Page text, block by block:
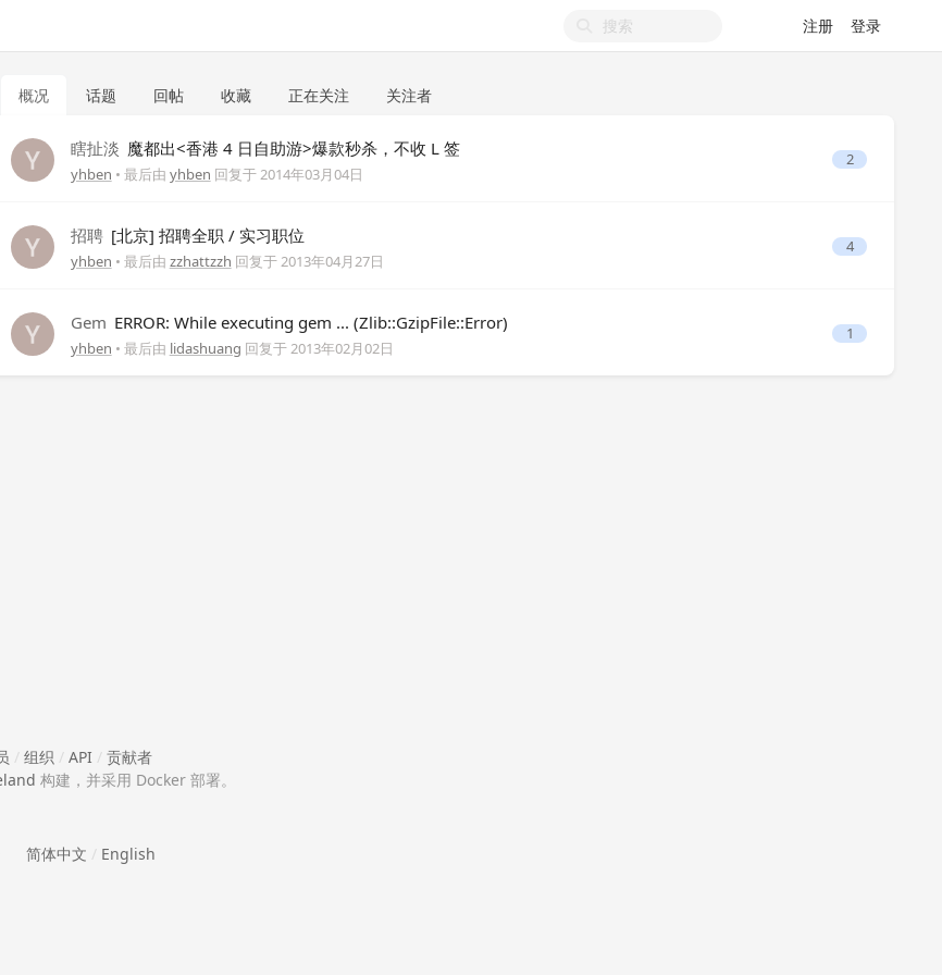
注册 登录
概况 话题 回帖 收藏 正在关注 关注者
瞎扯淡 魔都出<香港 4 日自助游>爆款秒杀，不收 L 签
yhben • 最后由 yhben 回复于2014年03月04日
2
招聘 [北京] 招聘全职 / 实习职位
yhben • 最后由 zzhattzzh 回复于2013年04月27日
4
Gem ERROR: While executing gem ... (Zlib::GzipFile::Error)
yhben • 最后由 lidashuang 回复于2013年02月02日
1
/ 组织 / API / 贡献者
构建，并采用 Docker 部署。
简体中文 / English